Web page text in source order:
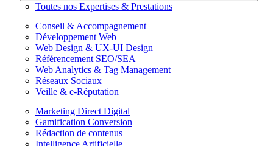
Toutes nos Expertises & Prestations
Conseil & Accompagnement
Développement Web
Web Design & UX-UI Design
Référencement SEO/SEA
Web Analytics & Tag Management
Réseaux Sociaux
Veille & e-Réputation
Marketing Direct Digital
Gamification Conversion
Rédaction de contenus
Intelligence Artificielle